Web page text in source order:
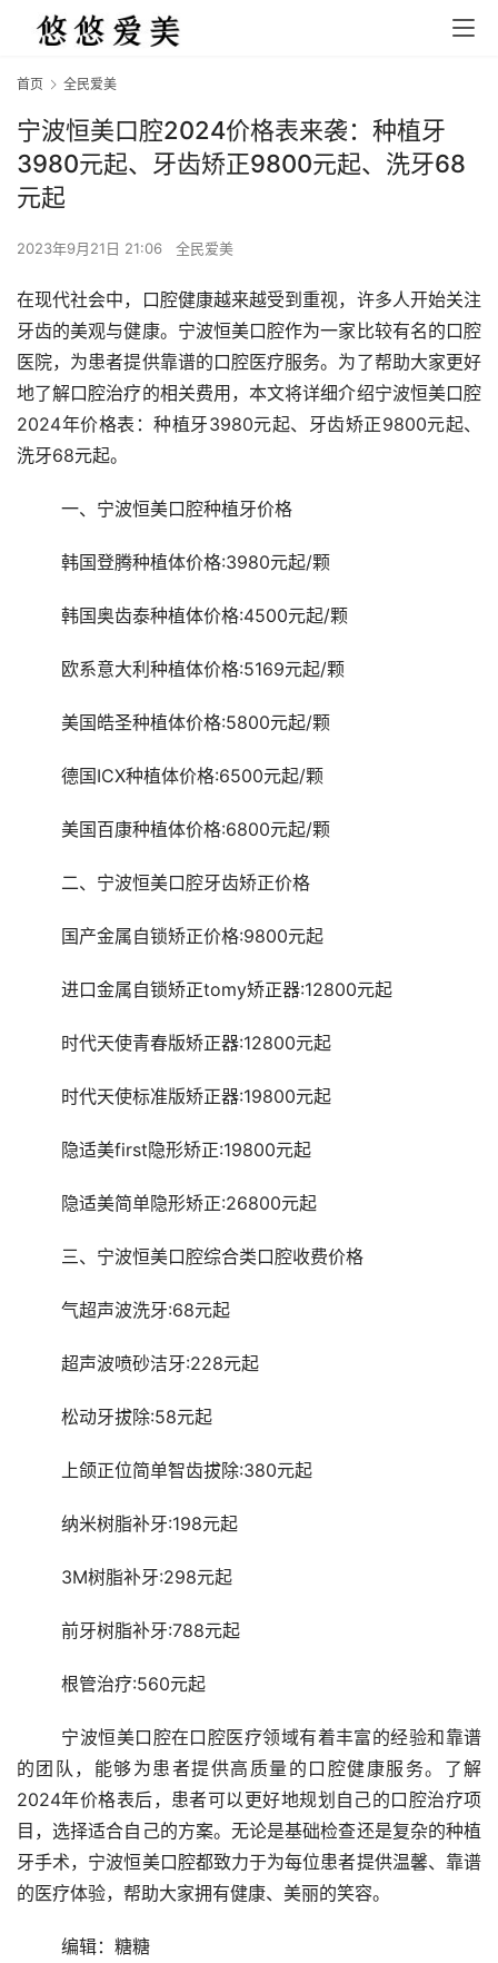
首页 全民爱美
宁波恒美口腔2024价格表来袭：种植牙
3980元起、牙齿矫正9800元起、洗牙68
元起
2023年9月21日 21:06 全民爱美
在现代社会中，口腔健康越来越受到重视，许多人开始关注
牙齿的美观与健康。宁波恒美口腔作为一家比较有名的口腔
医院，为患者提供靠谱的口腔医疗服务。为了帮助大家更好
地了解口腔治疗的相关费用，本文将详细介绍宁波恒美口腔
2024年价格表：种植牙3980元起、牙齿矫正9800元起、
洗牙68元起。
	一、宁波恒美口腔种植牙价格
	韩国登腾种植体价格:3980元起/颗
	韩国奥齿泰种植体价格:4500元起/颗
	欧系意大利种植体价格:5169元起/颗
	美国皓圣种植体价格:5800元起/颗
	德国ICX种植体价格:6500元起/颗
	美国百康种植体价格:6800元起/颗
	二、宁波恒美口腔牙齿矫正价格
	国产金属自锁矫正价格:9800元起
	进口金属自锁矫正tomy矫正器:12800元起
	时代天使青春版矫正器:12800元起
	时代天使标准版矫正器:19800元起
	隐适美first隐形矫正:19800元起
	隐适美简单隐形矫正:26800元起
	三、宁波恒美口腔综合类口腔收费价格
	气超声波洗牙:68元起
	超声波喷砂洁牙:228元起
	松动牙拔除:58元起
	上颌正位简单智齿拔除:380元起
	纳米树脂补牙:198元起
	3M树脂补牙:298元起
	前牙树脂补牙:788元起
	根管治疗:560元起
的团队，能够为患者提供高质量的口腔健康服务。了解
2024年价格表后，患者可以更好地规划自己的口腔治疗项
目，选择适合自己的方案。无论是基础检查还是复杂的种植
牙手术，宁波恒美口腔都致力于为每位患者提供温馨、靠谱
的医疗体验，帮助大家拥有健康、美丽的笑容。
	编辑：糖糖